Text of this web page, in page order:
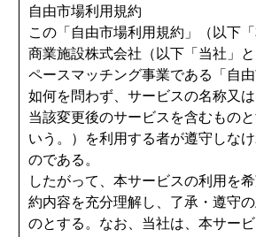
自由市場利用規約
この「自由市場利用規約」（以下
商業施設株式会社（以下「当社」
ペースマッチング事業である「自
如何を問わず、サービスの名称又
当該変更後のサービスを含むもの
いう。）を利用する者が遵守しな
のである。
したがって、本サービスの利用を
約内容を充分理解し、了承・遵守
のとする。なお、当社は、本サー